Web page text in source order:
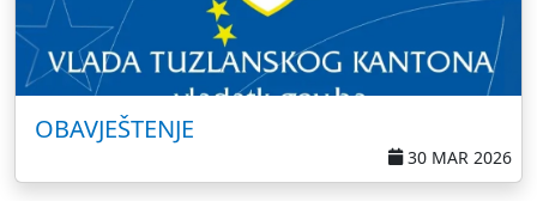
OBAVJEŠTENJE
30 MAR 2026